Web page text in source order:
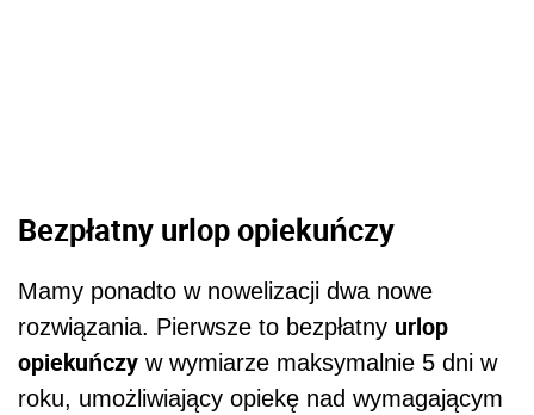
Bezpłatny urlop opiekuńczy
Mamy ponadto w nowelizacji dwa nowe
rozwiązania. Pierwsze to bezpłatny urlop
opiekuńczy w wymiarze maksymalnie 5 dni w
roku, umożliwiający opiekę nad wymagającym